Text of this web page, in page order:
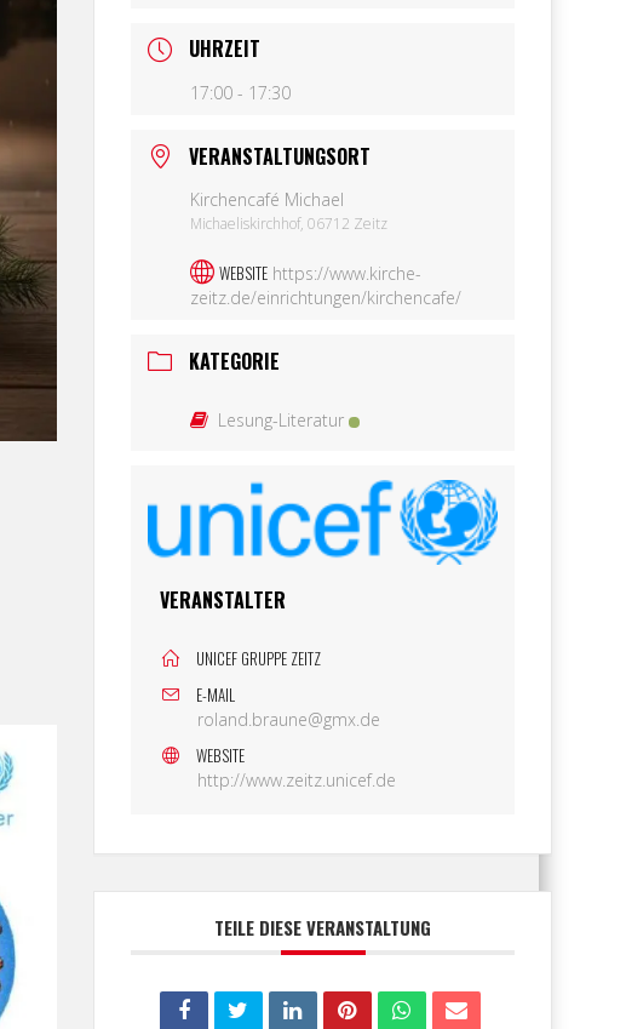
UHRZEIT
17:00 - 17:30
VERANSTALTUNGSORT
Kirchencafé Michael
Michaeliskirchhof, 06712 Zeitz
WEBSITE https://www.kirche-
zeitz.de/einrichtungen/kirchencafe/
KATEGORIE
Lesung-Literatur
VERANSTALTER
UNICEF GRUPPE ZEITZ
E-MAIL
roland.braune@gmx.de
WEBSITE
http://www.zeitz.unicef.de
TEILE DIESE VERANSTALTUNG